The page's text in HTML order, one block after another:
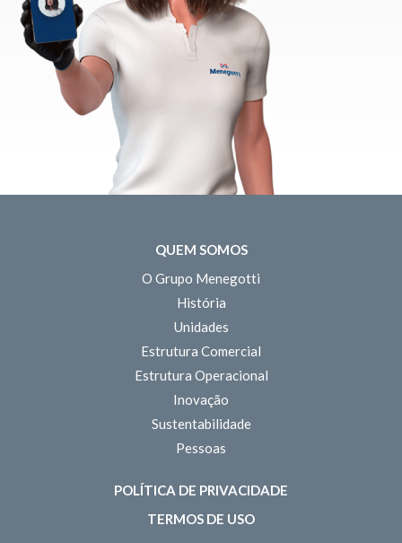
QUEM SOMOS
O Grupo Menegotti
História
Unidades
Estrutura Comercial
Estrutura Operacional
Inovação
Sustentabilidade
Pessoas
POLÍTICA DE PRIVACIDADE
TERMOS DE USO